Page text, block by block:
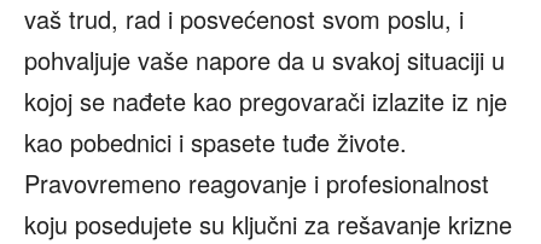
vaš trud, rad i posvećenost svom poslu, i
pohvaljuje vaše napore da u svakoj situaciji u
kojoj se nađete kao pregovarači izlazite iz nje
kao pobednici i spasete tuđe živote.
Pravovremeno reagovanje i profesionalnost
koju posedujete su ključni za rešavanje krizne